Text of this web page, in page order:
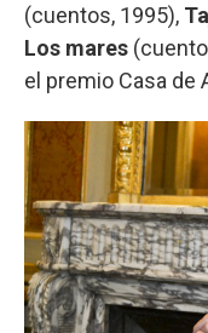
(cuentos, 1995),
Los mares
el premio Casa de